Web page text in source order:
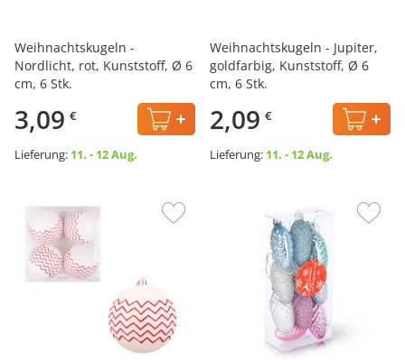
Weihnachtskugeln -
Nordlicht, rot, Kunststoff, Ø 6
cm, 6 Stk.
3,09 €
Lieferung: 11. - 12 Aug.
Weihnachtskugeln - Jupiter,
goldfarbig, Kunststoff, Ø 6
cm, 6 Stk.
2,09 €
Lieferung: 11. - 12 Aug.